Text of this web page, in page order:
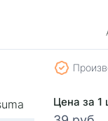
Цена за 1